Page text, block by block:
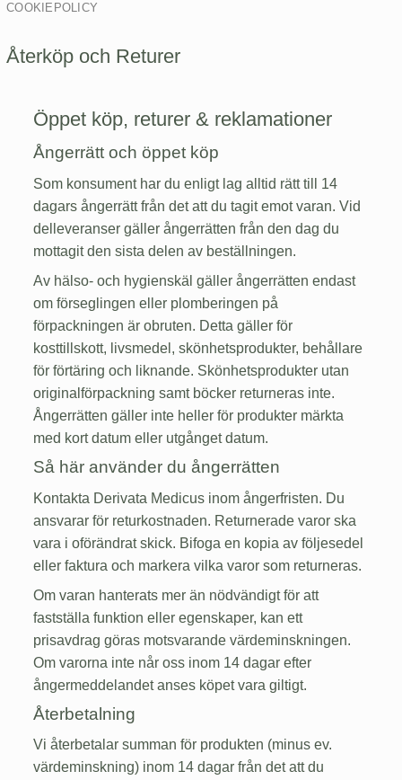
COOKIEPOLICY
Återköp och Returer
Öppet köp, returer & reklamationer
Ångerrätt och öppet köp
Som konsument har du enligt lag alltid rätt till 14
dagars ångerrätt från det att du tagit emot varan. Vid
delleveranser gäller ångerrätten från den dag du
mottagit den sista delen av beställningen.
Av hälso- och hygienskäl gäller ångerrätten endast
om förseglingen eller plomberingen på
förpackningen är obruten. Detta gäller för
kosttillskott, livsmedel, skönhetsprodukter, behållare
för förtäring och liknande. Skönhetsprodukter utan
originalförpackning samt böcker returneras inte.
Ångerrätten gäller inte heller för produkter märkta
med kort datum eller utgånget datum.
Så här använder du ångerrätten
Kontakta Derivata Medicus inom ångerfristen. Du
ansvarar för returkostnaden. Returnerade varor ska
vara i oförändrat skick. Bifoga en kopia av följesedel
eller faktura och markera vilka varor som returneras.
Om varan hanterats mer än nödvändigt för att
fastställa funktion eller egenskaper, kan ett
prisavdrag göras motsvarande värdeminskningen.
Om varorna inte når oss inom 14 dagar efter
ångermeddelandet anses köpet vara giltigt.
Återbetalning
Vi återbetalar summan för produkten (minus ev.
värdeminskning) inom 14 dagar från det att du